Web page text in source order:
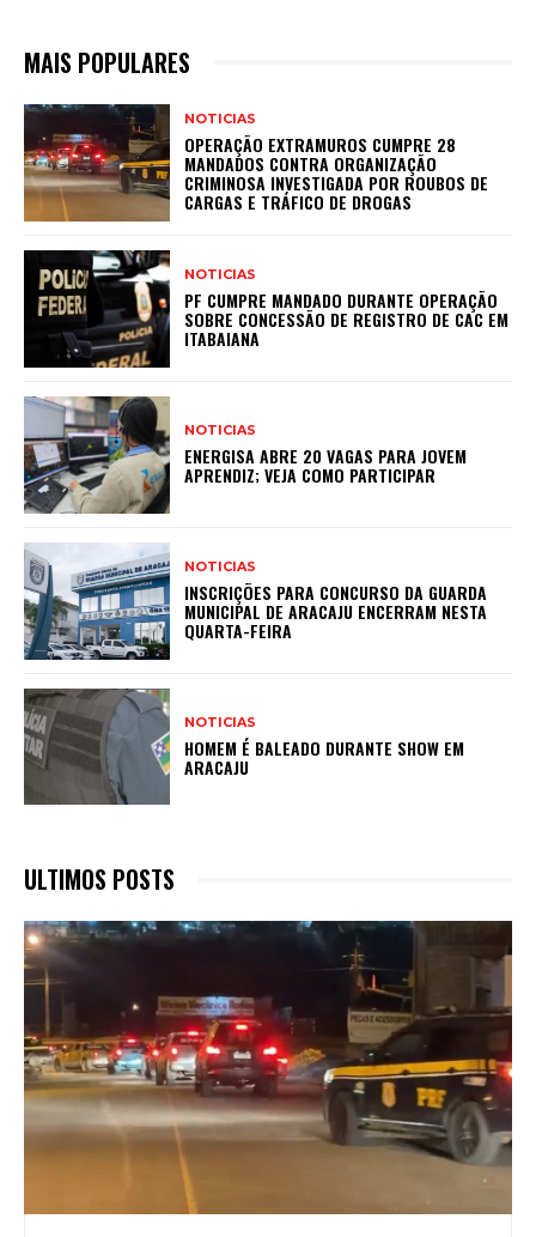
MAIS POPULARES
NOTICIAS
OPERAÇÃO EXTRAMUROS CUMPRE 28
MANDADOS CONTRA ORGANIZAÇÃO
CRIMINOSA INVESTIGADA POR ROUBOS DE
CARGAS E TRÁFICO DE DROGAS
NOTICIAS
PF CUMPRE MANDADO DURANTE OPERAÇÃO
SOBRE CONCESSÃO DE REGISTRO DE CAC EM
ITABAIANA
NOTICIAS
ENERGISA ABRE 20 VAGAS PARA JOVEM
APRENDIZ; VEJA COMO PARTICIPAR
NOTICIAS
INSCRIÇÕES PARA CONCURSO DA GUARDA
MUNICIPAL DE ARACAJU ENCERRAM NESTA
QUARTA-FEIRA
NOTICIAS
HOMEM É BALEADO DURANTE SHOW EM
ARACAJU
ULTIMOS POSTS